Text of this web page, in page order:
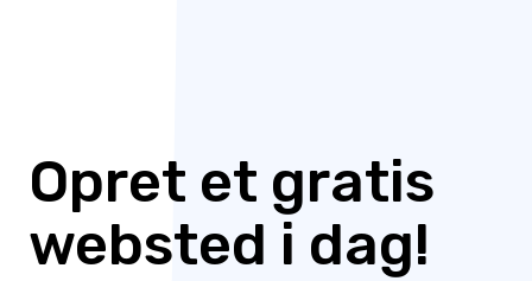
Opret et gratis
websted i dag!